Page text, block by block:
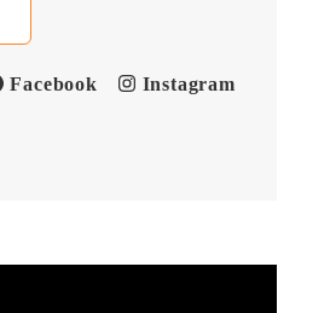
Facebook Instagram